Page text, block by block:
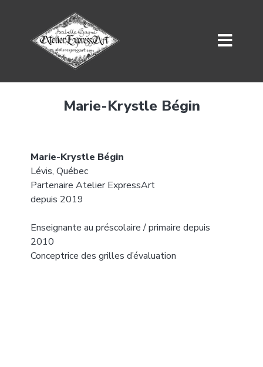
Marie-Krystle Bégin
Marie-Krystle Bégin
Lévis, Québec
Partenaire Atelier ExpressArt
depuis 2019
Enseignante au préscolaire / primaire depuis
2010
Conceptrice des grilles d’évaluation